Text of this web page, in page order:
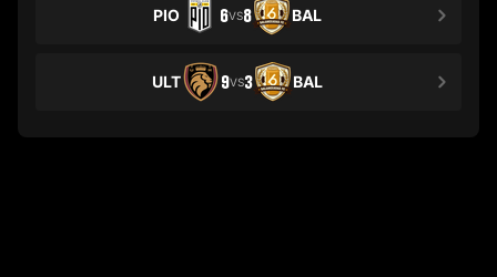
PIO 6VS8 BAL
ULT 9VS3 BAL